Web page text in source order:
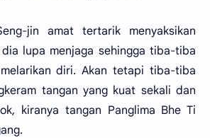
jin amat tertarik menyaksikan
lupa menjaga sehingga tiba-tiba
diri. Akan tetapi tiba-tiba
tangan yang kuat sekali dan
kiranya tangan Panglima Bhe Ti